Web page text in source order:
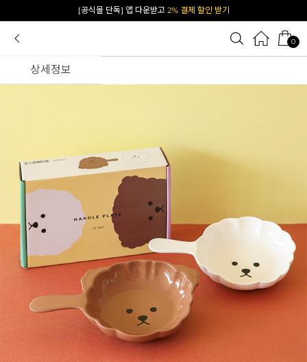
카카오 플친 추가하면1천원 즉시 할인 쿠폰
0
상세정보